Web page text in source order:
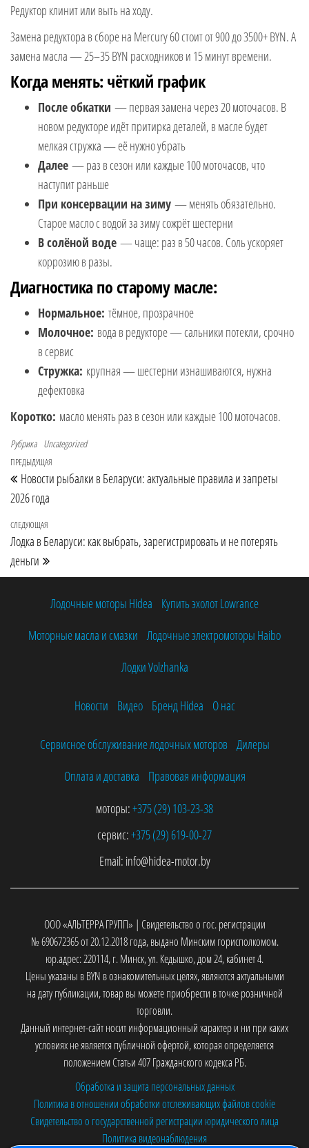
Редуктор клинит или выть на ходу.
Замена редуктора в сборе на Mercury 60 стоит от 900 до 3500+ BYN. А
замена масла — 25–35 BYN расходников и 15 минут времени.
Когда менять: чёткий график
После обкатки — первая замена через 20 моточасов. В
новом редукторе идёт притирка деталей, в масле будет
мелкая стружка — её нужно убрать
Далее — раз в сезон или каждые 100 моточасов, что
наступит раньше
При консервации на зиму — менять обязательно.
Старое масло с водой за зиму сожрёт шестерни
В солёной воде — чаще: раз в 50 часов. Соль ускоряет
коррозию в разы.
Диагностика по старому масле:
Нормальное: тёмное, прозрачное
Молочное: вода в редукторе — сальники потекли, срочно
в сервис
Стружка: крупная — шестерни изнашиваются, нужна
дефектовка
Коротко: масло менять раз в сезон или каждые 100 моточасов.
Рубрика Uncategorized
Навигация по записям
Предыдущая запись
ПРЕДЫДУЩАЯ
Новости рыбалки в Беларуси: актуальные правила и запреты
2026 года
Следующая запись
СЛЕДУЮЩАЯ
Лодка в Беларуси: как выбрать, зарегистрировать и не потерять
деньги
Лодочные моторы Hidea
Купить эхолот Lowrance
Моторные масла и смазки Лодочные электромоторы Haibo
Лодки Volzhanka
Новости Видео Бренд Hidea О нас
Сервисное обслуживание лодочных моторов Дилеры
Оплата и доставка
Правовая информация
моторы:+375 (29) 103-23-38
сервис:+375 (29)619-00-27
Email: info@hidea-motor.by
ООО «АЛЬТЕРРА ГРУПП» | Свидетельство о гос. регистрации
№ 690672365 от 20.12.2018 года, выдано Минским горисполкомом.
юр.адрес: 220114, г. Минск, ул. Кедышко, дом 24, кабинет 4.
Цены указаны в BYN в ознакомительных целях, являются актуальными
на дату публикации, товар вы можете приобрести в точке розничной
торговли.
Данный интернет-сайт носит информационный характер и ни при каких
условиях не является публичной офертой, которая определяется
положением Статьи 407 Гражданского кодекса РБ.
Обработка и защита персональных данных
Политика в отношении обработки отслеживающих файлов cookie
Свидетельство о государственной регистрации юридического лица
Политика видеонаблюдения